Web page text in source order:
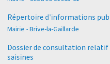
Répertoire d'informations
Mairie - Brive-la-Gaillarde
Dossier de consultation relatif
saisines